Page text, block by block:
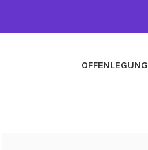
OFFENLEGUNG